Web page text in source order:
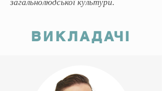
загальнолюдської культури.
ВИКЛАДАЧІ